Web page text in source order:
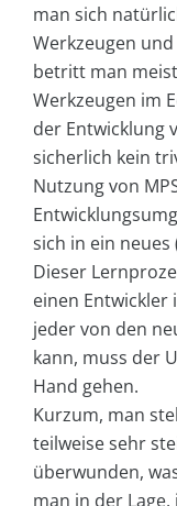
man sich
Werkzeugen
betritt man
Werkzeugen im
der Entwicklung
sicherlich kein
Nutzung von
sich in ein
Dieser
einen Entwickler
jeder von den
kann, muss der
Hand gehen.
Kurzum, man
teilweise sehr
überwunden,
man in der